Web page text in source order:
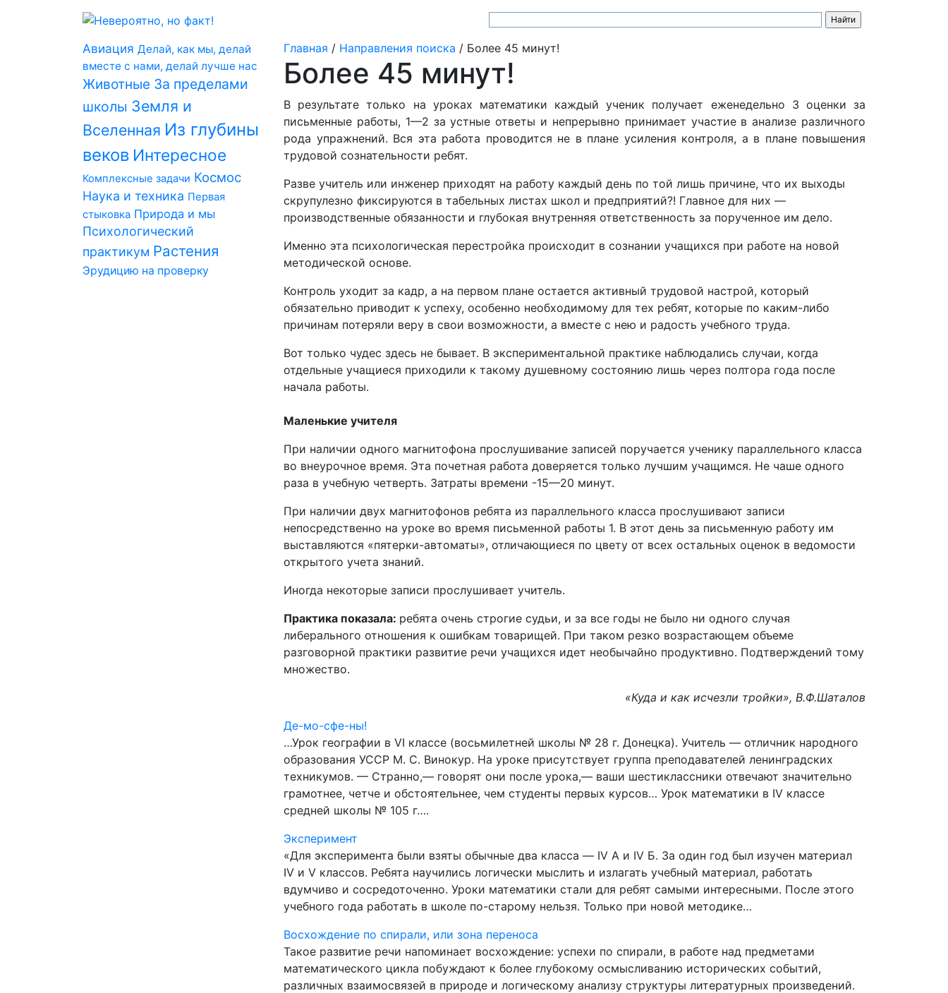
Авиация Делай, как мы, делай
вместе с нами, делай лучше нас
Животные За пределами
школы Земля и
Вселенная Из глубины
веков Интересное
Комплексные задачи Космос
Наука и техника Первая
стыковка Природа и мы
Психологический
практикум Растения
Эрудицию на проверку
Главная / Направления поиска / Более 45 минут!
Более 45 минут!
В результате только на уроках математики каждый ученик получает еженедельно 3 оценки за
письменные работы, 1—2 за устные ответы и непрерывно принимает участие в анализе различного
рода упражнений. Вся эта работа проводится не в плане усиления контроля, а в плане повышения
трудовой сознательности ребят.
Разве учитель или инженер приходят на работу каждый день по той лишь причине, что их выходы
скрупулезно фиксируются в табельных листах школ и предприятий?! Главное для них —
производственные обязанности и глубокая внутренняя ответственность за порученное им дело.
Именно эта психологическая перестройка происходит в сознании учащихся при работе на новой
методической основе.
Контроль уходит за кадр, а на первом плане остается активный трудовой настрой, который
обязательно приводит к успеху, особенно необходимому для тех ребят, которые по каким-либо
причинам потеряли веру в свои возможности, а вместе с нею и радость учебного труда.
Вот только чудес здесь не бывает. В экспериментальной практике наблюдались случаи, когда
отдельные учащиеся приходили к такому душевному состоянию лишь через полтора года после
начала работы.
Маленькие учителя
При наличии одного магнитофона прослушивание записей поручается ученику параллельного класса
во внеурочное время. Эта почетная работа доверяется только лучшим учащимся. Не чаше одного
раза в учебную четверть. Затраты времени -15—20 минут.
При наличии двух магнитофонов ребята из параллельного класса прослушивают записи
непосредственно на уроке во время письменной работы 1. В этот день за письменную работу им
выставляются «пятерки-автоматы», отличающиеся по цвету от всех остальных оценок в ведомости
открытого учета знаний.
Иногда некоторые записи прослушивает учитель.
Практика показала: ребята очень строгие судьи, и за все годы не было ни одного случая
либерального отношения к ошибкам товарищей. При таком резко возрастающем объеме
разговорной практики развитие речи учащихся идет необычайно продуктивно. Подтверждений тому
множество.
«Куда и как исчезли тройки», В.Ф.Шаталов
Де-мо-сфе-ны!
…Урок географии в VI классе (восьмилетней школы № 28 г. Донецка). Учитель — отличник народного
образования УССР М. С. Винокур. На уроке присутствует группа преподавателей ленинградских
техникумов. — Странно,— говорят они после урока,— ваши шестиклассники отвечают значительно
грамотнее, четче и обстоятельнее, чем студенты первых курсов… Урок математики в IV классе
средней школы № 105 г….
Эксперимент
«Для эксперимента были взяты обычные два класса — IV А и IV Б. За один год был изучен материал
IV и V классов. Ребята научились логически мыслить и излагать учебный материал, работать
вдумчиво и сосредоточенно. Уроки математики стали для ребят самыми интересными. После этого
учебного года работать в школе по-старому нельзя. Только при новой методике…
Восхождение по спирали, или зона переноса
Такое развитие речи напоминает восхождение: успехи по спирали, в работе над предметами
математического цикла побуждают к более глубокому осмысливанию исторических событий,
различных взаимосвязей в природе и логическому анализу структуры литературных произведений.